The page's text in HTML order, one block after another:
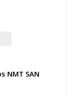
NMT SAN